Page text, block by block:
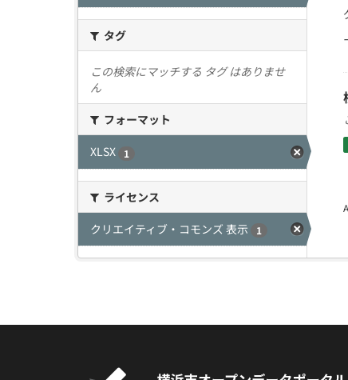
タグ
この検索にマッチする タグ はありませ
ん
フォーマット
XLSX
1
ライセンス
クリエイティブ・コモンズ 表示
1